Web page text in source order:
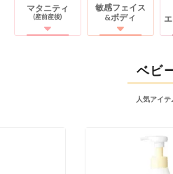
マタニティ
(産前産後)
敏感フェイス
&ボディ
ベビ
人気アイテ